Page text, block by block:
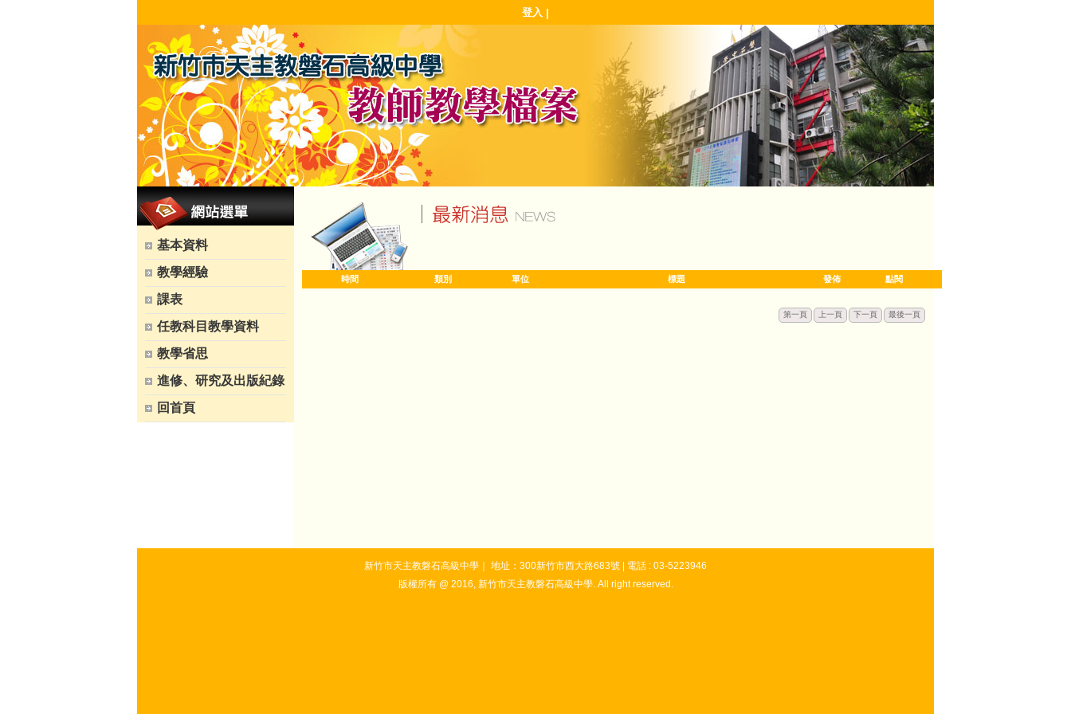
登入 |
基本資料
教學經驗
課表
任教科目教學資料
教學省思
進修、研究及出版紀錄
回首頁
時間 類別 單位 標題 發佈 點閱
第一頁 上一頁 下一頁 最後一頁
新竹市天主教磐石高級中學｜ 地址：300新竹市西大路683號 | 電話 : 03-5223946
版權所有 @ 2016, 新竹市天主教磐石高級中學. All right reserved.